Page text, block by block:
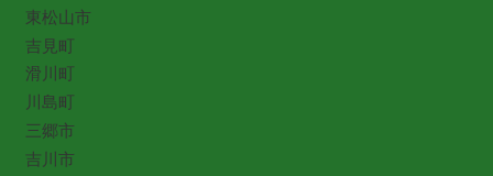
東松山市
吉見町
滑川町
川島町
三郷市
吉川市